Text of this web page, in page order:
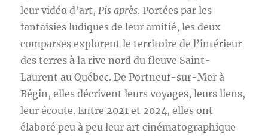
leur vidéo d’art, Pis après. Portées par les
fantaisies ludiques de leur amitié, les deux
comparses explorent le territoire de l’intérieur
des terres à la rive nord du fleuve Saint-
Laurent au Québec. De Portneuf-sur-Mer à
Bégin, elles décrivent leurs voyages, leurs liens,
leur écoute. Entre 2021 et 2024, elles ont
élaboré peu à peu leur art cinématographique